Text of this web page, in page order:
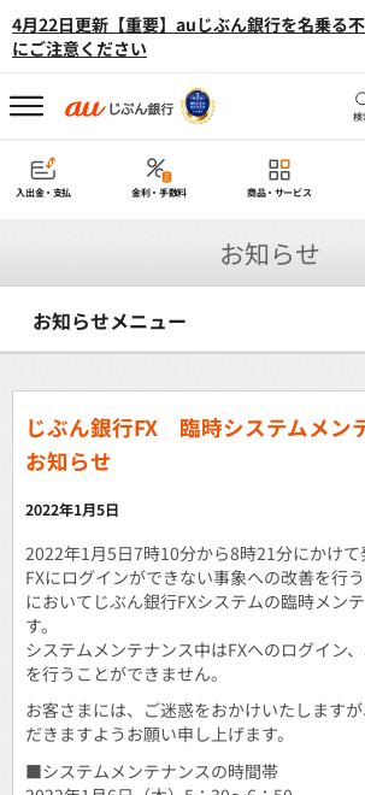
4月22日更新【重要】auじぶん銀行を名乗る
にご注意ください
検
入出金・支払 金利・手数料 商品・サービス
お知らせ
お知らせメニュー
じぶん銀行FX 臨時システムメン
お知らせ
2022年1月5日
2022年1月5日7時10分から8時21分にかけ
FXにログインができない事象への改善を行
においてじぶん銀行FXシステムの臨時メン
す。
システムメンテナンス中はFXへのログイン
を行うことができません。
お客さまには、ご迷惑をおかけいたします
だきますようお願い申し上げます。
■システムメンテナンスの時間帯